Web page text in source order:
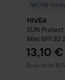
WOW-
NIVEA
SUN Protect
Mist SPF30
13,10 €
Suos. hinta
Suositeltu hinta